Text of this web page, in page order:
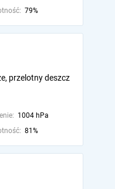
79%
przelotny deszcz
1004 hPa
81%